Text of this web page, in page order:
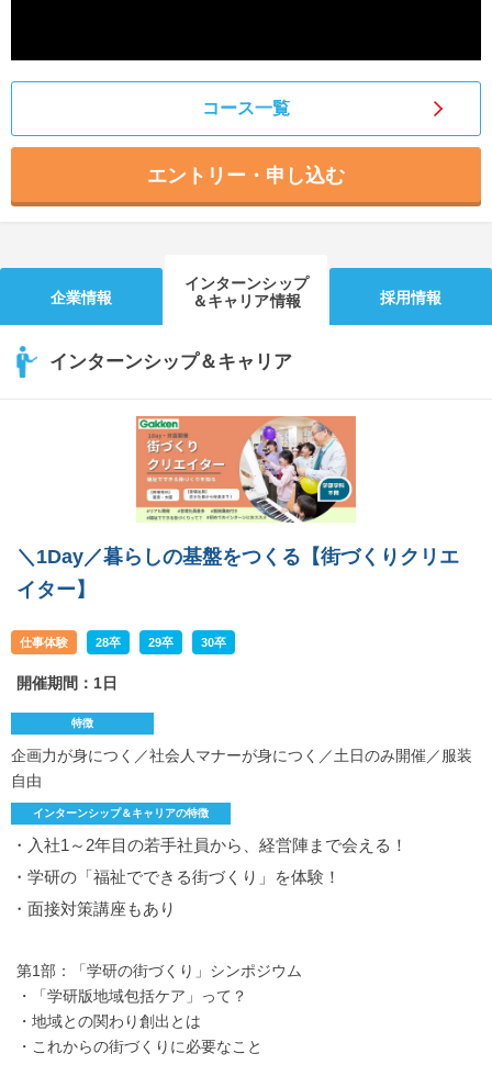
コース一覧
エントリー・申し込む
企業情報
インターンシップ
＆キャリア情報
採用情報
インターンシップ＆キャリア
＼1Day／暮らしの基盤をつくる【街づくりクリエ
イター】
仕事体験 28卒 29卒 30卒
開催期間：1日
特徴
企画力が身につく／社会人マナーが身につく／土日のみ開催／服装
自由
インターンシップ＆キャリアの特徴
・入社1～2年目の若手社員から、経営陣まで会える！
・学研の「福祉でできる街づくり」を体験！
・面接対策講座もあり
第1部：「学研の街づくり」シンポジウム
・「学研版地域包括ケア」って？
・地域との関わり創出とは
・これからの街づくりに必要なこと